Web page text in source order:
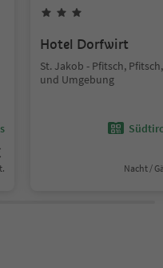
Hotel Dorfwirt
St. Jakob - Pfitsch,
und Umgebung
Nacht /